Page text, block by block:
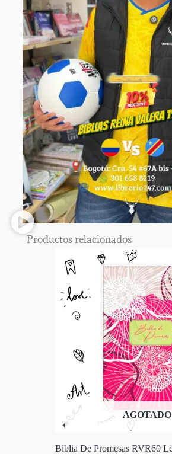
Productos relacionados
AGOTADO
Biblia De Promesas RVR60